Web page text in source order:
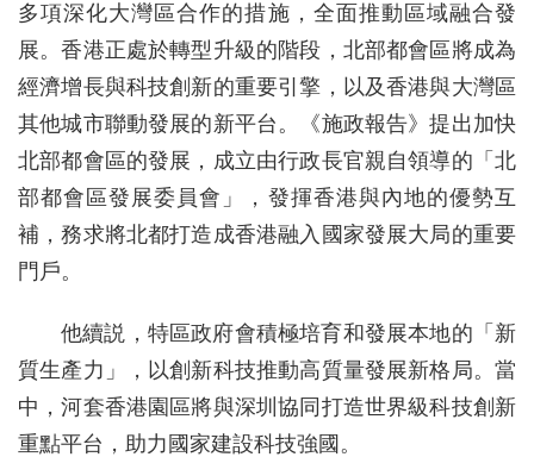
多項深化大灣區合作的措施，全面推動區域融合發
展。香港正處於轉型升級的階段，北部都會區將成為
經濟增長與科技創新的重要引擎，以及香港與大灣區
其他城市聯動發展的新平台。《施政報告》提出加快
北部都會區的發展，成立由行政長官親自領導的「北
部都會區發展委員會」，發揮香港與內地的優勢互
補，務求將北都打造成香港融入國家發展大局的重要
門戶。
他續説，特區政府會積極培育和發展本地的「新
質生產力」，以創新科技推動高質量發展新格局。當
中，河套香港園區將與深圳協同打造世界級科技創新
重點平台，助力國家建設科技強國。